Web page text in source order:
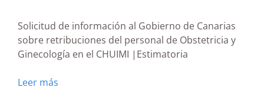
Solicitud de información al Gobierno de Canarias
sobre retribuciones del personal de Obstetricia y
Ginecología en el CHUIMI |Estimatoria
Leer más